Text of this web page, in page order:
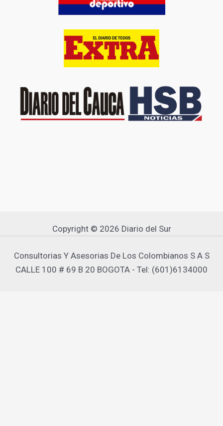
Copyright © 2026 Diario del Sur
Consultorias Y Asesorias De Los Colombianos S A S
CALLE 100 # 69 B 20 BOGOTA - Tel: (601)6134000